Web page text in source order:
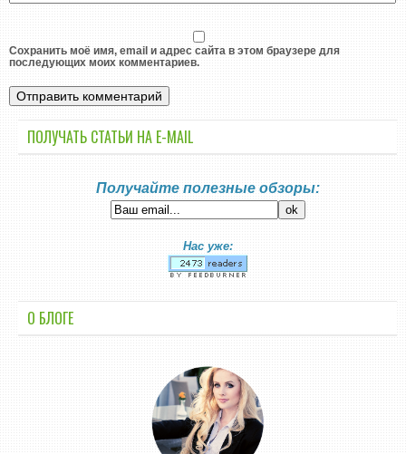
Сохранить моё имя, email и адрес сайта в этом браузере для
последующих моих комментариев.
ПОЛУЧАТЬ СТАТЬИ НА E-MАIL
Получайте полезные обзоры:
Нас уже:
О БЛОГЕ